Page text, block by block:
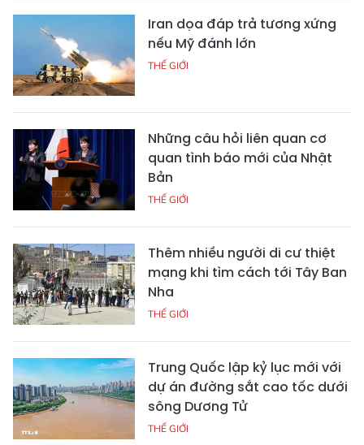
Iran dọa đáp trả tương xứng
nếu Mỹ đánh lớn
THẾ GIỚI
Những câu hỏi liên quan cơ
quan tình báo mới của Nhật
Bản
THẾ GIỚI
Thêm nhiều người di cư thiệt
mạng khi tìm cách tới Tây Ban
Nha
THẾ GIỚI
Trung Quốc lập kỷ lục mới với
dự án đường sắt cao tốc dưới
sông Dương Tử
THẾ GIỚI